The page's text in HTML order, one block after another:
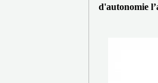
d'autonomie